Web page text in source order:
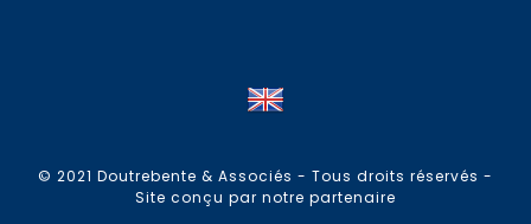
© 2021 Doutrebente & Associés - Tous droits réservés -
Site conçu par notre partenaire